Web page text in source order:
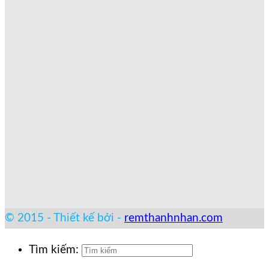
© 2015 - Thiết kế bởi - remthanhnhan.com
Tìm kiếm: